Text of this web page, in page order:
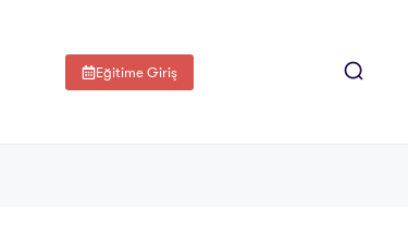
Eğitime Giriş